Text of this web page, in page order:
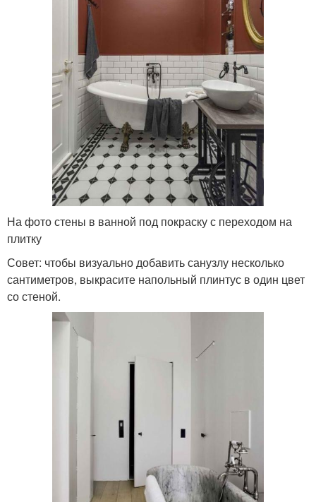
На фото стены в ванной под покраску с переходом на
плитку
Совет: чтобы визуально добавить санузлу несколько
сантиметров, выкрасите напольный плинтус в один цвет
со стеной.